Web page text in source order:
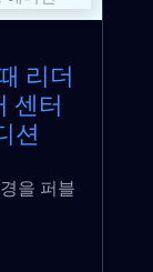
리더
센터
션
을 퍼블